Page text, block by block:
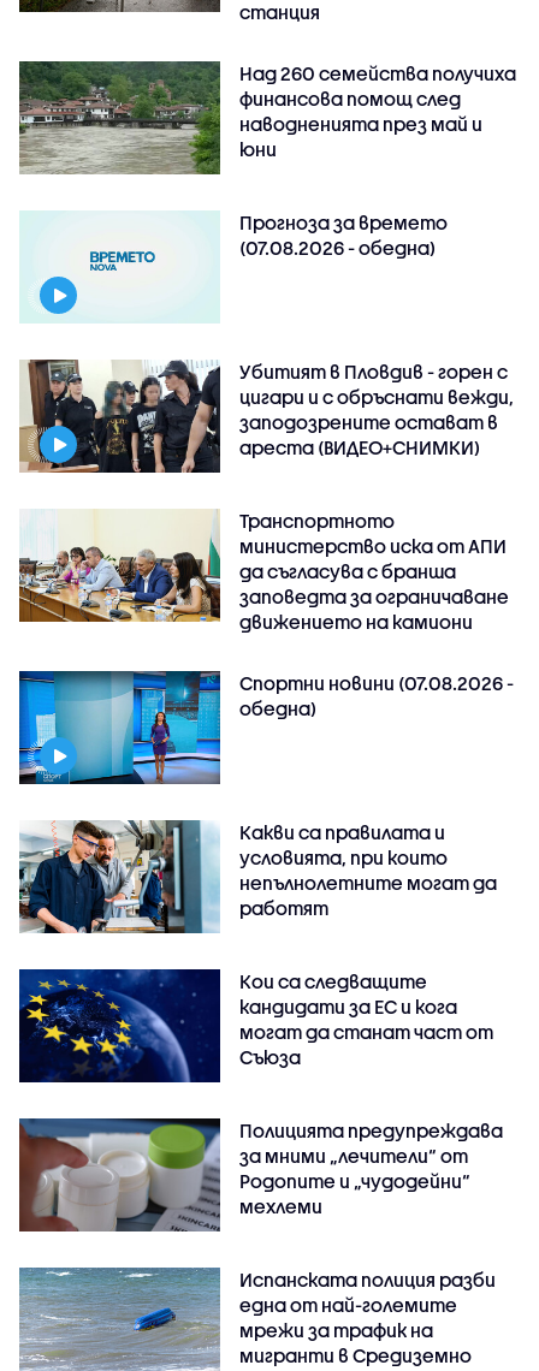
станция
Над 260 семейства получиха
финансова помощ след
наводненията през май и
юни
Прогноза за времето
(07.08.2026 - обедна)
Убитият в Пловдив - горен с
цигари и с обръснати вежди,
заподозрените остават в
ареста (ВИДЕО+СНИМКИ)
Транспортното
министерство иска от АПИ
да съгласува с бранша
заповедта за ограничаване
движението на камиони
Спортни новини (07.08.2026 -
обедна)
Какви са правилата и
условията, при които
непълнолетните могат да
работят
Кои са следващите
кандидати за ЕС и кога
могат да станат част от
Съюза
Полицията предупреждава
за мними „лечители“ от
Родопите и „чудодейни“
мехлеми
Испанската полиция разби
една от най-големите
мрежи за трафик на
мигранти в Средиземно